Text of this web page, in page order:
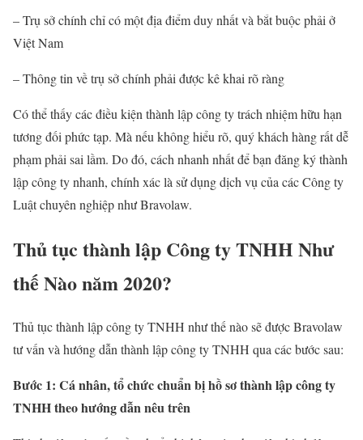
– Trụ sở chính chỉ có một địa điểm duy nhất và bắt buộc phải ở
Việt Nam
– Thông tin về trụ sở chính phải được kê khai rõ ràng
Có thể thấy các điều kiện thành lập công ty trách nhiệm hữu hạn
tương đối phức tạp. Mà nếu không hiểu rõ, quý khách hàng rất dễ
phạm phải sai lầm. Do đó, cách nhanh nhất để bạn đăng ký thành
lập công ty nhanh, chính xác là sử dụng dịch vụ của các Công ty
Luật chuyên nghiệp như Bravolaw.
Thủ tục thành lập Công ty TNHH Như
thế Nào năm 2020?
Thủ tục thành lập công ty TNHH như thế nào sẽ được Bravolaw
tư vấn và hướng dẫn thành lập công ty TNHH qua các bước sau:
Bước 1: Cá nhân, tổ chức chuẩn bị hồ sơ thành lập công ty
TNHH theo hướng dẫn nêu trên